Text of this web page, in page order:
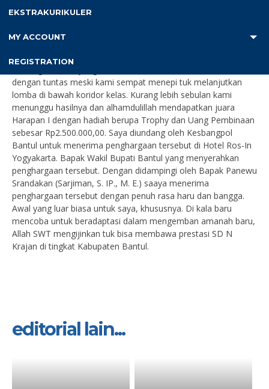
EKSTRAKURIKULER
MY ACCOUNT
REGISTRATION
persiapkan itu dengan bantuan dan kerjasama dari Polsek
Srandakan dan Koramil Srandakan. Ketika hari-H lomba tiba,
kami tetap melaksanakan lomba tersebut. Dalam keresahan
dengan tuntas meski kami sempat menepi tuk melanjutkan
lomba di bawah koridor kelas. Kurang lebih sebulan kami
menunggu hasilnya dan alhamdulillah mendapatkan juara
Harapan I dengan hadiah berupa Trophy dan Uang Pembinaan
sebesar Rp2.500.000,00. Saya diundang oleh Kesbangpol
Bantul untuk menerima penghargaan tersebut di Hotel Ros-In
Yogyakarta. Bapak Wakil Bupati Bantul yang menyerahkan
penghargaan tersebut. Dengan didampingi oleh Bapak Panewu
Srandakan (Sarjiman, S. IP., M. E.) saaya menerima
penghargaan tersebut dengan penuh rasa haru dan bangga.
Awal yang luar biasa untuk saya, khususnya. Di kala baru
mencoba untuk beradaptasi dalam mengemban amanah baru,
Allah SWT mengijinkan tuk bisa membawa prestasi SD N
Krajan di tingkat Kabupaten Bantul.
editorial lain...